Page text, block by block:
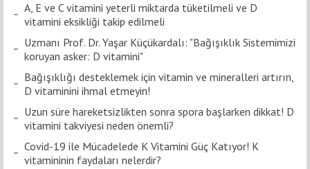
A, E ve C vitamini yeterli miktarda tüketilmeli ve D
vitamini eksikliği takip edilmeli
Uzmanı Prof. Dr. Yaşar Küçükardalı: "Bağışıklık Sistemimizi
koruyan asker: D vitamini"
Bağışıklığı desteklemek için vitamin ve mineralleri artırın,
D vitaminini ihmal etmeyin!
Uzun süre hareketsizlikten sonra spora başlarken dikkat! D
vitamini takviyesi neden önemli?
Covid-19 ile Mücadelede K Vitamini Güç Katıyor! K
vitamininin faydaları nelerdir?